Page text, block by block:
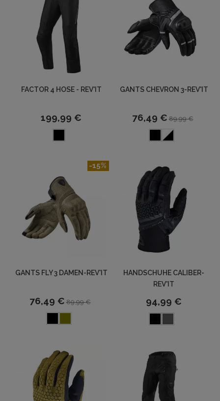
FACTOR 4 HOSE - REV'IT
199,99 €
GANTS CHEVRON 3-REV'IT
76,49 € 89,99 €
GANTS FLY 3 DAMEN-REV'IT
76,49 € 89,99 €
-15%
HANDSCHUHE CALIBER-
REV'IT
94,99 €